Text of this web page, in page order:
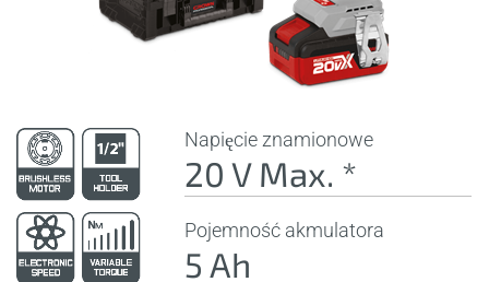
Napięcie znamionowe
20 V Max. *
Pojemność akmulatora
5 Ah